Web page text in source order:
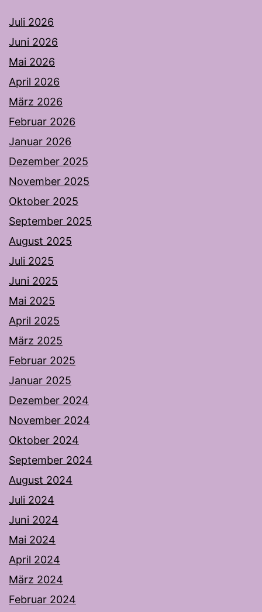
Juli 2026
Juni 2026
Mai 2026
April 2026
März 2026
Februar 2026
Januar 2026
Dezember 2025
November 2025
Oktober 2025
September 2025
August 2025
Juli 2025
Juni 2025
Mai 2025
April 2025
März 2025
Februar 2025
Januar 2025
Dezember 2024
November 2024
Oktober 2024
September 2024
August 2024
Juli 2024
Juni 2024
Mai 2024
April 2024
März 2024
Februar 2024